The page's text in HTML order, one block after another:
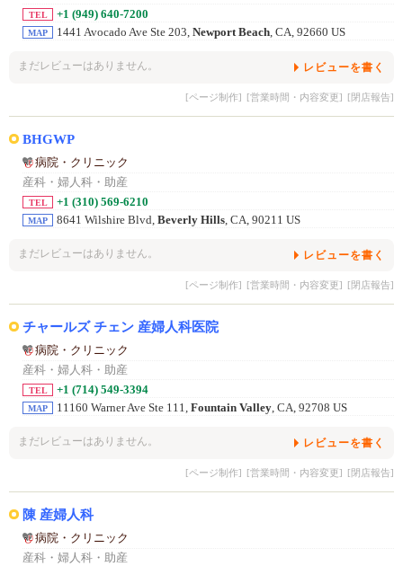
TEL +1 (949) 640-7200
MAP 1441 Avocado Ave Ste 203, Newport Beach, CA, 92660 US
まだレビューはありません。 レビューを書く
[ページ制作] [営業時間・内容変更] [閉店報告]
BHGWP
病院・クリニック
産科・婦人科・助産
TEL +1 (310) 569-6210
MAP 8641 Wilshire Blvd, Beverly Hills, CA, 90211 US
まだレビューはありません。 レビューを書く
[ページ制作] [営業時間・内容変更] [閉店報告]
チャールズ チェン 産婦人科医院
病院・クリニック
産科・婦人科・助産
TEL +1 (714) 549-3394
MAP 11160 Warner Ave Ste 111, Fountain Valley, CA, 92708 US
まだレビューはありません。 レビューを書く
[ページ制作] [営業時間・内容変更] [閉店報告]
陳 産婦人科
病院・クリニック
産科・婦人科・助産